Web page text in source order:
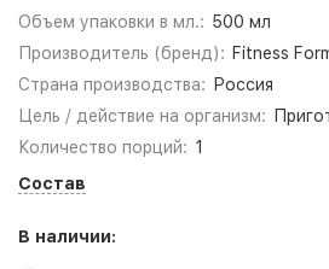
Объем упаковки в мл.: 500 мл
Производитель (бренд): Fitness
Страна производства:
Россия
Цель / действие на организм:
Количество порций: 1
Состав
В наличии: